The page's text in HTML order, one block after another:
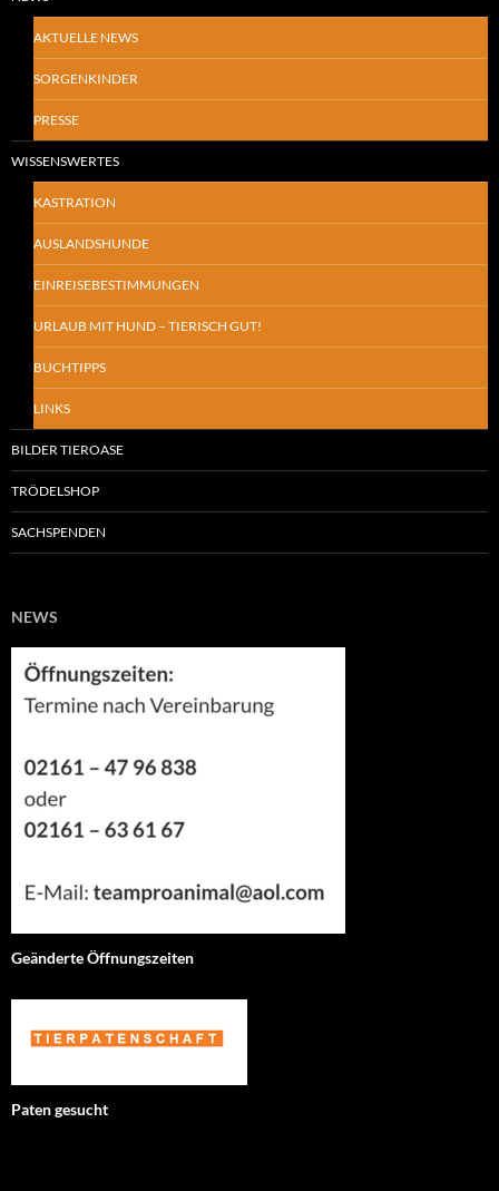
AKTUELLE NEWS
SORGENKINDER
PRESSE
WISSENSWERTES
KASTRATION
AUSLANDSHUNDE
EINREISEBESTIMMUNGEN
URLAUB MIT HUND – TIERISCH GUT!
BUCHTIPPS
LINKS
BILDER TIEROASE
TRÖDELSHOP
SACHSPENDEN
NEWS
Geänderte Öffnungszeiten
Paten gesucht